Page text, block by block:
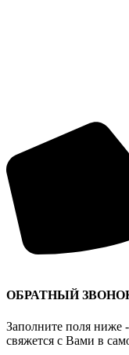
ОБРАТНЫЙ
Заполните поля
свяжется с Вами в